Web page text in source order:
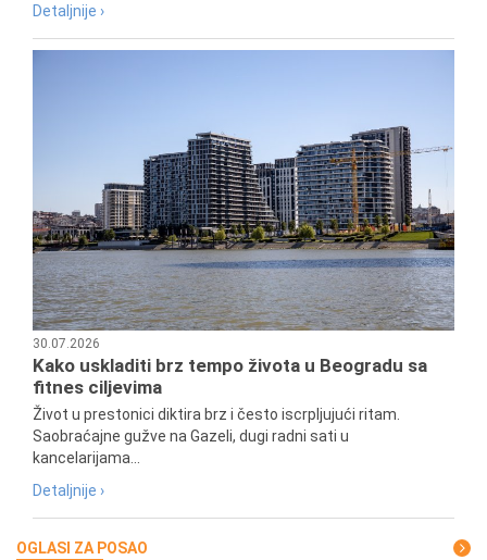
Detaljnije ›
30.07.2026
Kako uskladiti brz tempo života u Beogradu sa
fitnes ciljevima
Život u prestonici diktira brz i često iscrpljujući ritam.
Saobraćajne gužve na Gazeli, dugi radni sati u
kancelarijama...
Detaljnije ›
OGLASI ZA POSAO